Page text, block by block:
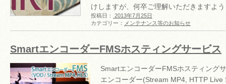
けしますが、何卒ご理解いただきますよ
投稿日：
2013年7月25日
カテゴリー：
メンテナンス等のお知らせ
SmartエンコーダーFMSホスティングサービス
SmartエンコーダーFMSホスティング
エンコーダー(Stream MP4, HTTP